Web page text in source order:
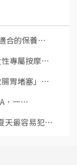
合的保養⋯
性專屬按摩⋯
腸胃堵塞」⋯
．一⋯
天最容易犯⋯